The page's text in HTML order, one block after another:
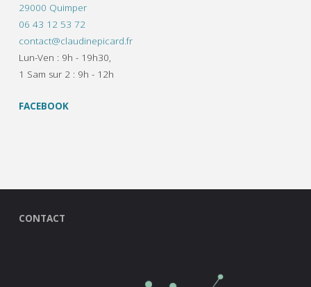
29000 Quimper
06 43 12 53 72
contact@claudinepicard.fr
Lun-Ven : 9h - 19h30,
1 Sam sur 2 : 9h - 12h
FACEBOOK
CONTACT